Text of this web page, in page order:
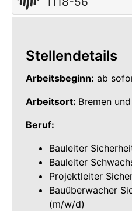
Stellendetails
Arbeitsbeginn: ab
Arbeitsort: Bremen
Beruf:
Bauleiter
Bauleiter
Projektleiter
Bauüberwacher
(m/w/d)